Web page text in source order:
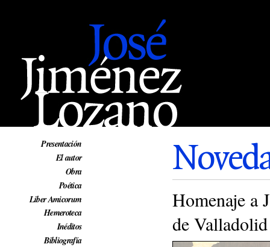
Presentación
El autor
Obra
Poética
Liber Amicorum
Hemeroteca
Inéditos
Bibliografía
Homenaje a
de Valladolid